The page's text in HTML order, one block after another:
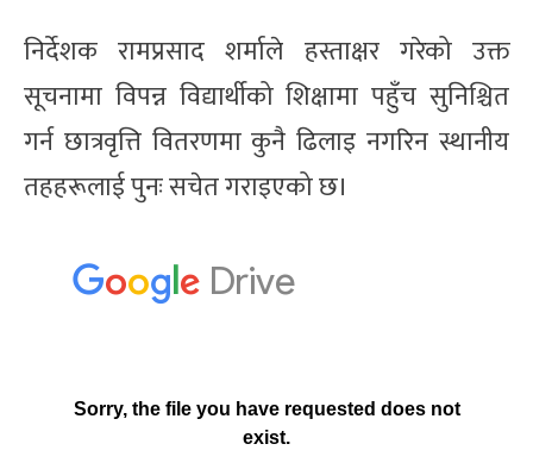
निर्देशक रामप्रसाद शर्माले हस्ताक्षर गरेको उक्त
सूचनामा विपन्न विद्यार्थीको शिक्षामा पहुँच सुनिश्चित
गर्न छात्रवृत्ति वितरणमा कुनै ढिलाइ नगरिन स्थानीय
तहहरूलाई पुनः सचेत गराइएको छ।